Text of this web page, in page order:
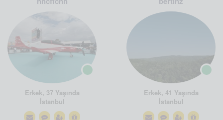
Erkek, 37 Yaşında
İstanbul
Erkek, 41 Yaşında
İstanbul